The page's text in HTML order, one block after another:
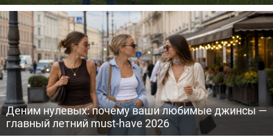
Деним нулевых: почему ваши любимые джинсы —
главный летний must-have 2026